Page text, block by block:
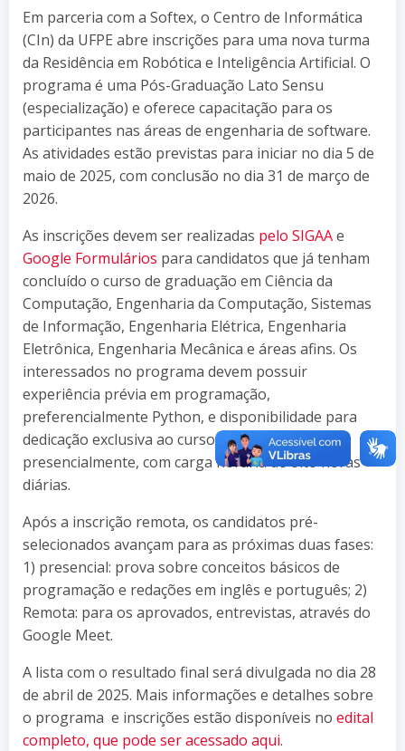
Em parceria com a Softex, o Centro de Informática
(CIn) da UFPE abre inscrições para uma nova turma
da Residência em Robótica e Inteligência Artificial. O
programa é uma Pós-Graduação Lato Sensu
(especialização) e oferece capacitação para os
participantes nas áreas de engenharia de software.
As atividades estão previstas para iniciar no dia 5 de
maio de 2025, com conclusão no dia 31 de março de
2026.
As inscrições devem ser realizadas pelo SIGAAe
Google Formulários para candidatos que já tenham
concluído o curso de graduação em Ciência da
Computação, Engenharia da Computação, Sistemas
de Informação, Engenharia Elétrica, Engenharia
Eletrônica, Engenharia Mecânica e áreas afins. Os
interessados no programa devem possuir
experiência prévia em programação,
preferencialmente Python, e disponibilidade para
dedicação exclusiva ao curso, que ocorre
presencialmente, com carga horária de oito horas
diárias.
Após a inscrição remota, os candidatos pré-
selecionados avançam para as próximas duas fases:
1) presencial: prova sobre conceitos básicos de
programação e redações em inglês e português; 2)
Remota: para os aprovados, entrevistas, através do
Google Meet.
A lista com o resultado final será divulgada no dia 28
de abril de 2025. Mais informações e detalhes sobre
o programa e inscrições estão disponíveis no edital
completo, que pode ser acessado aqui.